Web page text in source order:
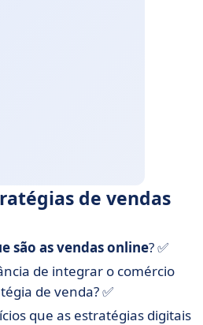
de vendas
são as vendas online? ✅
de integrar o comércio
de venda? ✅
que as estratégias digitais